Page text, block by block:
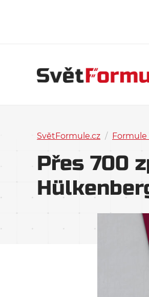
SvětFormule.cz / Formule
Přes 700